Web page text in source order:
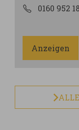
0160 952
Anzeigen